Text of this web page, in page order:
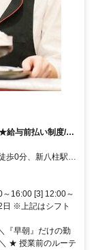
給与前払い制度/選
歩0分、新八柱駅
16:00 [3] 12:00～
日 ※上記はシフト
『早朝』だけの勤
★ 授業前のルーテ